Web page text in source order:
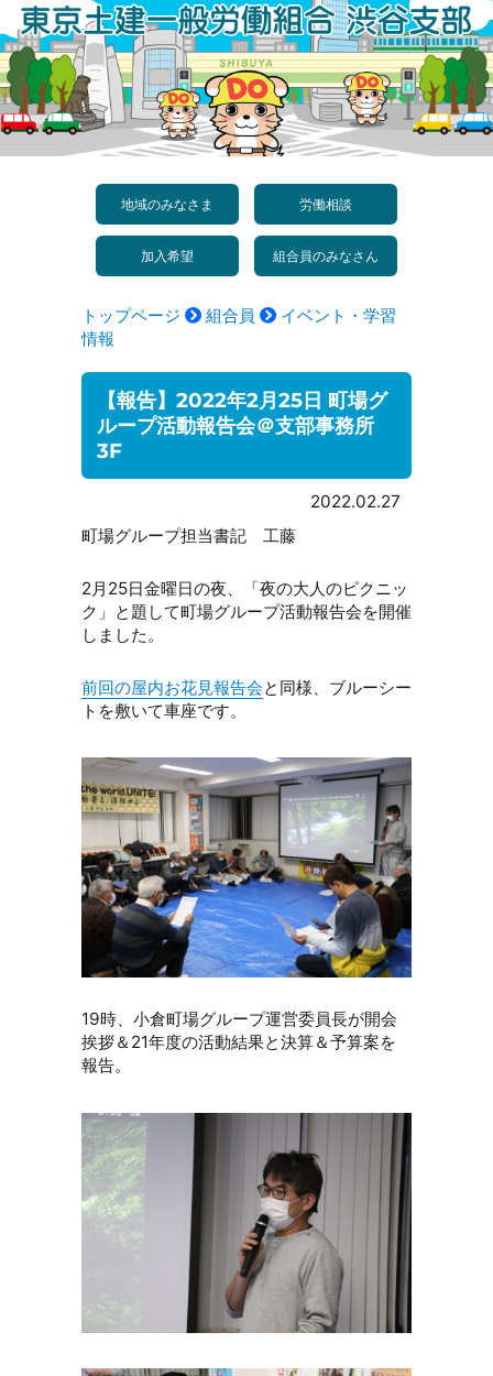
ン
テ
ン
ツ
地域のみなさま 労働相談
加入希望 組合員のみなさん
トップページ 組合員
イベント・学習
情報
【報告】2022年2月25日 町場グ
ループ活動報告会＠支部事務所
3F
2022.02.27
町場グループ担当書記 工藤
2月25日金曜日の夜、「夜の大人のピクニッ
ク」と題して町場グループ活動報告会を開催
しました。
前回の屋内お花見報告会と同様、ブルーシー
トを敷いて車座です。
19時、小倉町場グループ運営委員長が開会
挨拶＆21年度の活動結果と決算＆予算案を
報告。